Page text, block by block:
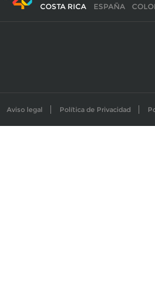
COSTA RICA ESPAÑA
Aviso legal Política de Privacidad